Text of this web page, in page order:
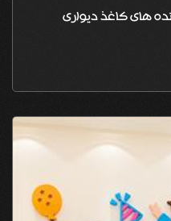
های کاغذ دیواری